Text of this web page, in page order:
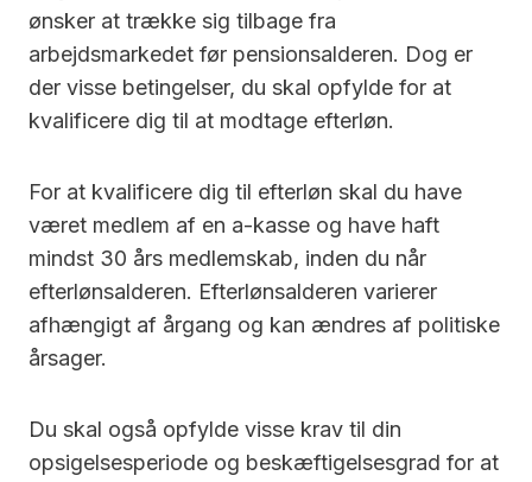
ønsker at trække sig tilbage fra
arbejdsmarkedet før pensionsalderen. Dog er
der visse betingelser, du skal opfylde for at
kvalificere dig til at modtage efterløn.
For at kvalificere dig til efterløn skal du have
været medlem af en a-kasse og have haft
mindst 30 års medlemskab, inden du når
efterlønsalderen. Efterlønsalderen varierer
afhængigt af årgang og kan ændres af politiske
årsager.
Du skal også opfylde visse krav til din
opsigelsesperiode og beskæftigelsesgrad for at